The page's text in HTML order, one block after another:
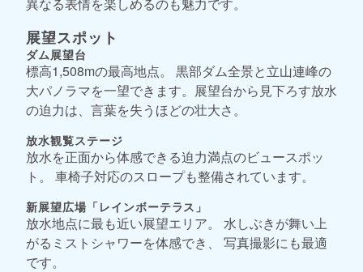
展望スポット
ダム展望台
標高1,508mの最高地点。 黒部ダム全景と立山連峰の
大パノラマを一望できます。展望台から見下ろす放水
の迫力は、言葉を失うほどの壮大さ。
放水観覧ステージ
放水を正面から体感できる迫力満点のビュースポッ
ト。 車椅子対応のスロープも整備されています。
新展望広場「レインボーテラス」
放水地点に最も近い展望エリア。 水しぶきが舞い上
がるミストシャワーを体感でき、 写真撮影にも最適
です。